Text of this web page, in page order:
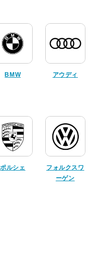
BMW アウディ
ポルシェ
フォルクスワ
ーゲン